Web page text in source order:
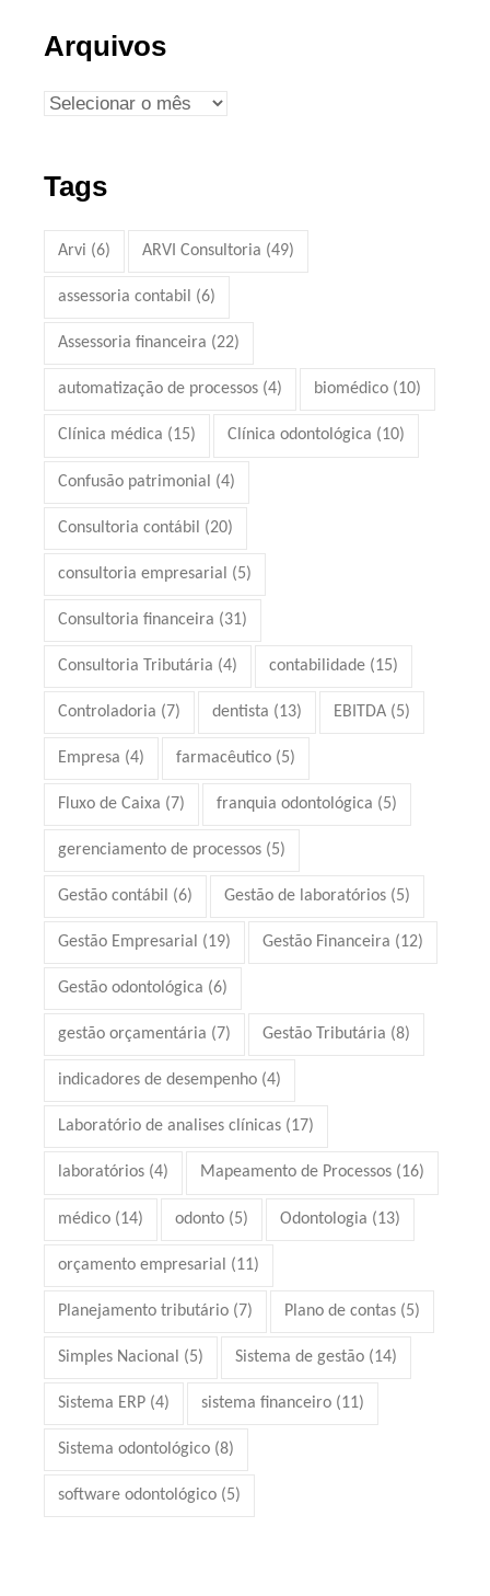
Arquivos
Tags
Arvi (6) ARVI Consultoria (49)
assessoria contabil (6)
Assessoria financeira (22)
automatização de processos (4) biomédico (10)
Clínica médica (15) Clínica odontológica (10)
Confusão patrimonial (4)
Consultoria contábil (20)
consultoria empresarial (5)
Consultoria financeira (31)
Consultoria Tributária (4) contabilidade (15)
Controladoria (7) dentista (13) EBITDA (5)
Empresa (4) farmacêutico (5)
Fluxo de Caixa (7) franquia odontológica (5)
gerenciamento de processos (5)
Gestão contábil (6) Gestão de laboratórios (5)
Gestão Empresarial (19) Gestão Financeira (12)
Gestão odontológica (6)
gestão orçamentária (7) Gestão Tributária (8)
indicadores de desempenho (4)
Laboratório de analises clínicas (17)
laboratórios (4) Mapeamento de Processos (16)
médico (14) odonto (5) Odontologia (13)
orçamento empresarial (11)
Planejamento tributário (7) Plano de contas (5)
Simples Nacional (5) Sistema de gestão (14)
Sistema ERP (4) sistema financeiro (11)
Sistema odontológico (8)
software odontológico (5)